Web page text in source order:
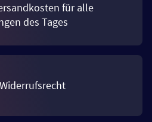
für alle
des Tages